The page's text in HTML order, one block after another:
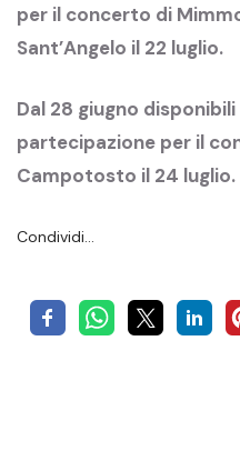
per il concerto di
Sant’Angelo il 22 luglio.
Dal 28 giugno
partecipazione per il
Campotosto il 24 luglio.
Condividi…